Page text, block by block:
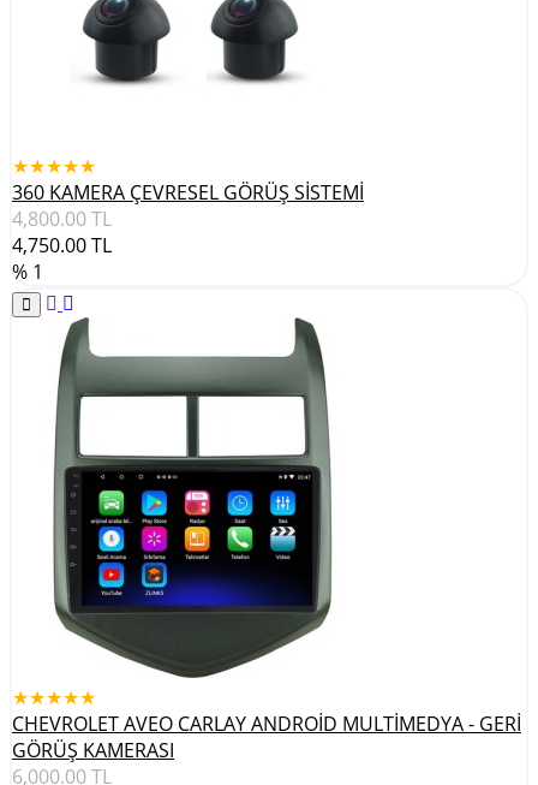
★★★★★
360 KAMERA ÇEVRESEL GÖRÜŞ SİSTEMİ
4,800.00TL
4,750.00TL
% 1
★★★★★
CHEVROLET AVEO CARLAY ANDROİD MULTİMEDYA - GERİ
GÖRÜŞ KAMERASI
6,000.00TL